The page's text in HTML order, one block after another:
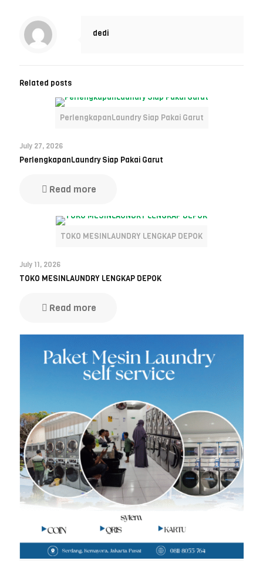
dedi
Related posts
PerlengkapanLaundry Siap Pakai Garut
July 27, 2026
PerlengkapanLaundry Siap Pakai Garut
Read more
TOKO MESINLAUNDRY LENGKAP DEPOK
July 11, 2026
TOKO MESINLAUNDRY LENGKAP DEPOK
Read more